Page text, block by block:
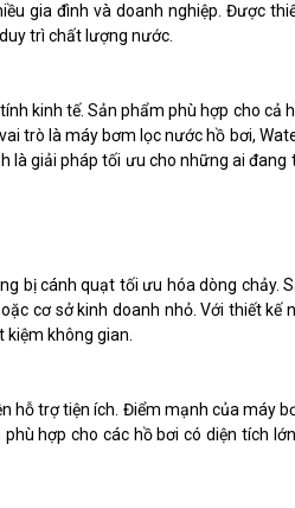
gia đình và doanh nghiệp. Được
trì chất lượng nước.
kinh tế. Sản phẩm phù hợp cho cả
trò là máy bơm lọc nước hồ bơi,
là giải pháp tối ưu cho những ai đang
bị cánh quạt tối ưu hóa dòng chảy.
cơ sở kinh doanh nhỏ. Với thiết kế
không gian.
hỗ trợ tiện ích. Điểm mạnh của máy
hợp cho các hồ bơi có diện tích